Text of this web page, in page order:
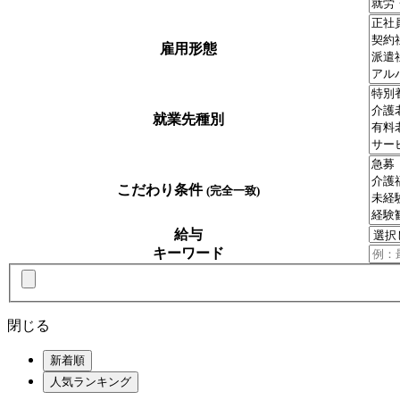
雇用形態
就業先種別
こだわり条件 (完全一致)
給与
キーワード
閉じる
新着順
人気ランキング